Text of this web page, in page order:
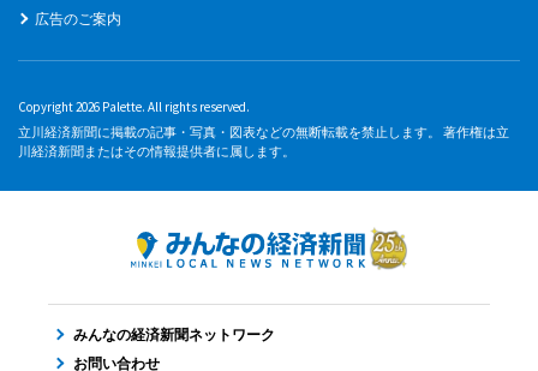
広告のご案内
Copyright 2026 Palette. All rights reserved.
立川経済新聞に掲載の記事・写真・図表などの無断転載を禁止します。 著作権は立
川経済新聞またはその情報提供者に属します。
みんなの経済新聞ネットワーク
お問い合わせ